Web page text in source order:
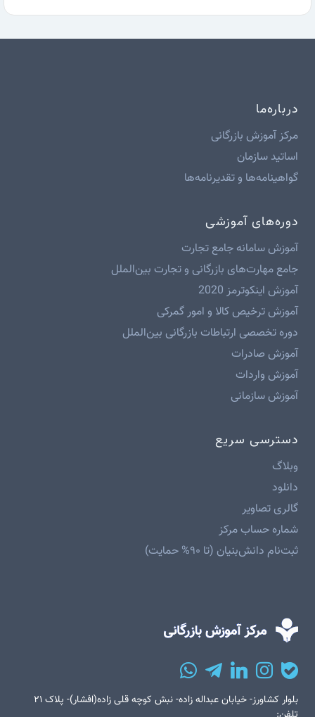
درباره‌ما
مرکز آموزش بازرگانی
اساتید سازمان
گواهینامه‌ها و تقدیرنامه‌ها
دوره‌های آموزشی
آموزش سامانه جامع تجارت
جامع مهارت‌های بازرگانی و تجارت بین‌الملل
آموزش اینکوترمز 2020
آموزش ترخیص کالا و امور گمرکی
دوره تخصصی ارتباطات بازرگانی بین‌الملل
آموزش صادرات
آموزش واردات
آموزش سازمانی
دسترسی سریع
وبلاگ
دانلود
گالری تصاویر
شماره حساب مرکز
ثبت‌نام دانش‌بنیان (تا ۹۰% حمایت)
بلوار کشاورز- خیابان عبداله زاده- نبش کوچه قلی زاده(افشار)- پلاک ۲۱